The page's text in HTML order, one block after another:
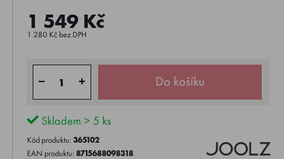
1 549 Kč
1 280 Kč bez DPH
Do košíku
Skladem > 5 ks
Kód produktu:365102
EAN produktu:8715688098318